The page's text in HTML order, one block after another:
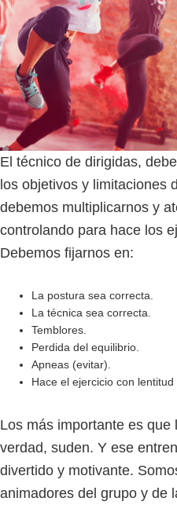
El técnico de dirigidas,
los objetivos y limitaciones
debemos multiplicarnos y
controlando para hace los
Debemos fijarnos en:
La postura sea correcta.
La técnica sea correcta.
Temblores.
Perdida del equilibrio.
Apneas (evitar).
Hace el ejercicio con
Los más importante es
verdad, suden. Y ese
divertido y motivante.
animadores del grupo y de